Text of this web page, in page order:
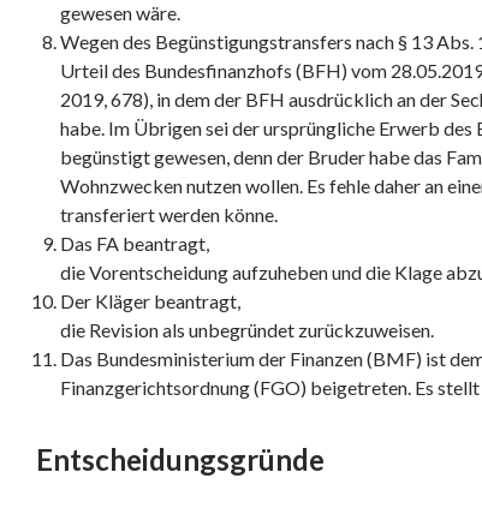
gewesen wäre.
Wegen des Begünstigungstransfers nach § 13
Urteil des Bundesfinanzhofs (BFH) vom
2019, 678), in dem der BFH ausdrücklich an der
habe. Im Übrigen sei der ursprüngliche Erwerb
begünstigt gewesen, denn der Bruder habe das
Wohnzwecken nutzen wollen. Es fehle daher an
transferiert werden könne.
Das FA beantragt,
die Vorentscheidung aufzuheben und die Klage
Der Kläger beantragt,
die Revision als unbegründet zurückzuweisen.
Das Bundesministerium der Finanzen (BMF) ist
Finanzgerichtsordnung (FGO) beigetreten. Es
Entscheidungsgründe